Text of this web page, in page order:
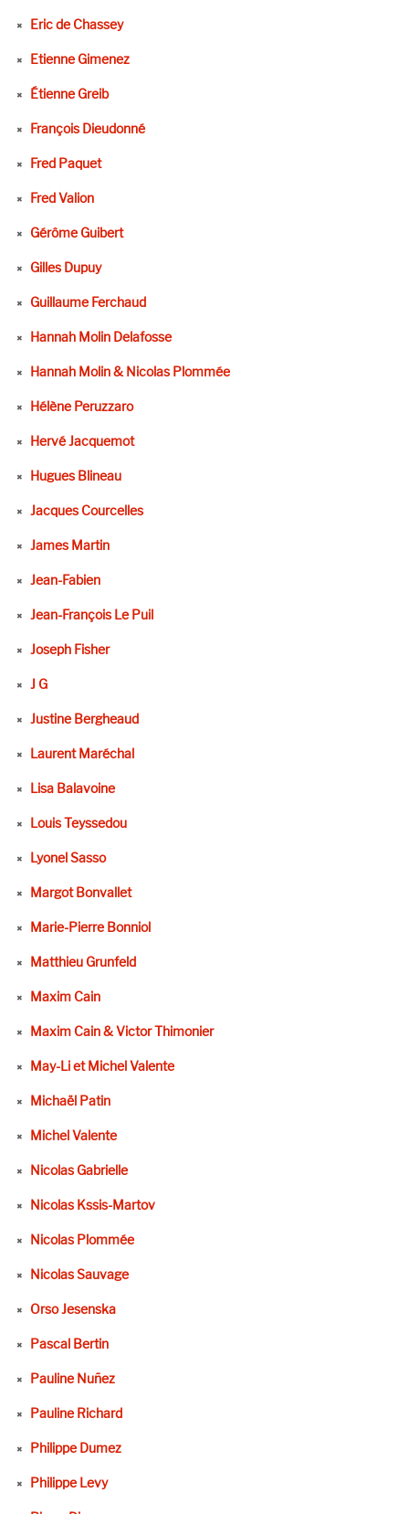
Eric de Chassey
Etienne Gimenez
Étienne Greib
François Dieudonné
Fred Paquet
Fred Valion
Gérôme Guibert
Gilles Dupuy
Guillaume Ferchaud
Hannah Molin Delafosse
Hannah Molin & Nicolas Plommée
Hélène Peruzzaro
Hervé Jacquemot
Hugues Blineau
Jacques Courcelles
James Martin
Jean-Fabien
Jean-François Le Puil
Joseph Fisher
J G
Justine Bergheaud
Laurent Maréchal
Lisa Balavoine
Louis Teyssedou
Lyonel Sasso
Margot Bonvallet
Marie-Pierre Bonniol
Matthieu Grunfeld
Maxim Cain
Maxim Cain & Victor Thimonier
May-Li et Michel Valente
Michaël Patin
Michel Valente
Nicolas Gabrielle
Nicolas Kssis-Martov
Nicolas Plommée
Nicolas Sauvage
Orso Jesenska
Pascal Bertin
Pauline Nuñez
Pauline Richard
Philippe Dumez
Philippe Levy